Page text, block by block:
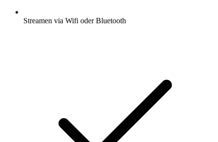
Streamen via Wifi oder Bluetooth